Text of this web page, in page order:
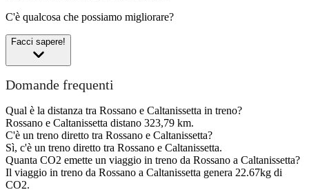
C'è qualcosa che possiamo migliorare?
Facci sapere!
Domande frequenti
Qual è la distanza tra Rossano e Caltanissetta in treno?
Rossano e Caltanissetta distano 323,79 km.
C'è un treno diretto tra Rossano e Caltanissetta?
Sì, c'è un treno diretto tra Rossano e Caltanissetta.
Quanta CO2 emette un viaggio in treno da Rossano a Caltanissetta?
Il viaggio in treno da Rossano a Caltanissetta genera 22.67kg di
CO2.